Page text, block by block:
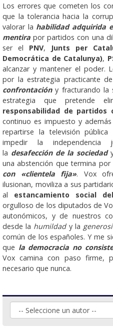
Los errores que cometen los
que la tolerancia hacia la
valorar la habilidad adquirida
mentira por partidos con una
ser el PNV,
Junts per
Democrática de Catalunya),
alcanzar y mantener el poder.
por la estrategia practicante de
confrontacióny fracturando la
estrategia que pretende
responsabilidad de partidos
continuo es impuesto y
repartirse la televisión
impedir la independencia
la desafección de la sociedady
una abstención que termina por
con «clientela fija». Vox
ilusionan, moviliza a sus
al estancamiento social
orgulloso de los diputados de
autonómicos, y de nuestros
desde la humildady la
común de los españoles. Y me
que la democracia no
Vox camina con paso firme,
necesario que nunca.